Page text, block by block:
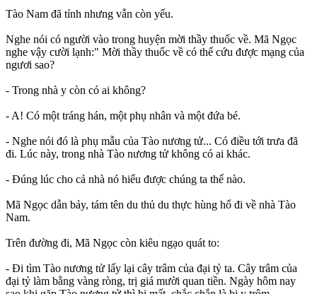
Tào Nam đã tỉnh nhưng vẫn còn yếu.
Nghe nói có người vào trong huyện mời thầy thuốc về. Mã Ngọc
nghe vậy cười lạnh:" Mời thầy thuốc về có thể cứu được mạng của
ngươi sao?
- Trong nhà y còn có ai không?
- A! Có một tráng hán, một phụ nhân và một đứa bé.
- Nghe nói đó là phụ mẫu của Tào nương tử... Có điều tới trưa đã
đi. Lúc này, trong nhà Tào nương tử không có ai khác.
- Đúng lúc cho cả nhà nó hiểu được chúng ta thế nào.
Mã Ngọc dẫn bảy, tám tên du thủ du thực hùng hổ đi về nhà Tào
Nam.
Trên đường đi, Mã Ngọc còn kiêu ngạo quát to:
- Đi tìm Tào nương tử lấy lại cây trâm của đại tỷ ta. Cây trâm của
đại tỷ làm bằng vàng ròng, trị giá mười quan tiền. Ngày hôm nay